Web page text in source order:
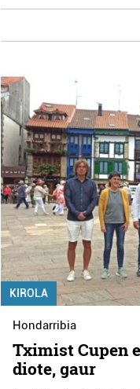
KIROLA
Hondarribia
Tximist Cupen
diote, gaur